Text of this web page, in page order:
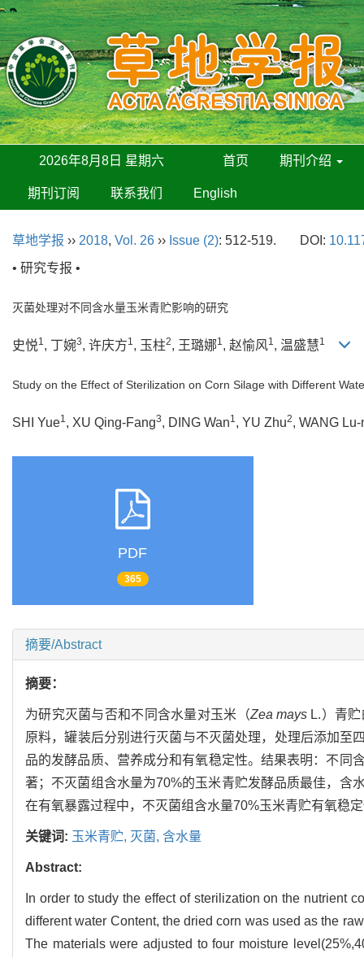
2026年8月8日 星期六 首页 期刊介绍
期刊订阅 联系我们 English
草地学报 ›› 2018, Vol. 26 ›› Issue (2): 512-519. DOI:
• 研究专报 •
灭菌处理对不同含水量玉米青贮影响的研究
史悦1, 丁婉3, 许庆方1, 玉柱2, 王璐娜1, 赵愉风1, 温盛慧1
Study on the Effect of Sterilization on Corn Silage with Different
SHI Yue1, XU Qing-Fang3, DING Wan1, YU Zhu2, WANG Lu-
PDF
365
摘要/Abstract
摘要：
为研究灭菌与否和不同含水量对玉米（Zea mays L.）青
原料，罐装后分别进行灭菌与不灭菌处理，处理后添加至
品的发酵品质、营养成分和有氧稳定性。结果表明：不同
著；不灭菌组含水量为70%的玉米青贮发酵品质最佳，含
在有氧暴露过程中，不灭菌组含水量70%玉米青贮有氧稳
关键词: 玉米青贮, 灭菌, 含水量
Abstract:
In order to study the effect of sterilization on the nutrient
different water Content, the dried corn was used as the
The materials were adjusted to four moisture